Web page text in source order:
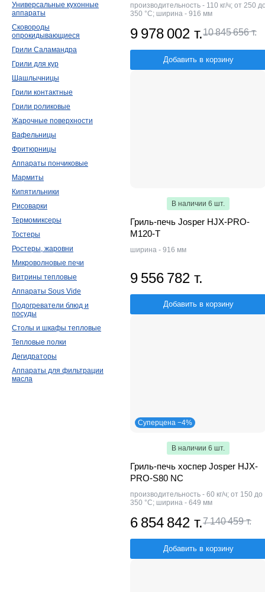
производительность - 110 кг/ч; от 250
350 °С; ширина - 916 мм
9 978 002 т.10 845 656 т.
Добавить в корзину
В наличии 6 шт.
Гриль-печь Josper HJX-PRO-
M120-T
ширина - 916 мм
9 556 782 т.
Добавить в корзину
Суперцена −4%
В наличии 6 шт.
Гриль-печь хоспер Josper HJX-
PRO-S80 NC
производительность - 60 кг/ч; от 150 до
350 °С; ширина - 649 мм
6 854 842 т.7 140 459 т.
Добавить в корзину
Универсальные кухонные
аппараты
Сковороды
опрокидывающиеся
Грили Саламандра
Грили для кур
Шашлычницы
Грили контактные
Грили роликовые
Жарочные поверхности
Вафельницы
Фритюрницы
Аппараты пончиковые
Мармиты
Кипятильники
Рисоварки
Термомиксеры
Тостеры
Ростеры, жаровни
Микроволновые печи
Витрины тепловые
Аппараты Sous Vide
Подогреватели блюд и
посуды
Столы и шкафы тепловые
Тепловые полки
Дегидраторы
Аппараты для фильтрации
масла